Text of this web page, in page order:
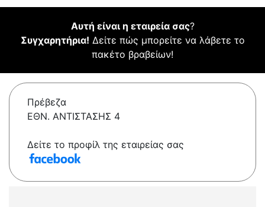
Αυτή είναι η εταιρεία σας?
Συγχαρητήρια! Δείτε πώς μπορείτε να λάβετε το
πακέτο βραβείων!
Πρέβεζα
ΕΘΝ. ΑΝΤΙΣΤΑΣΗΣ 4
Δείτε το προφίλ της εταιρείας σας